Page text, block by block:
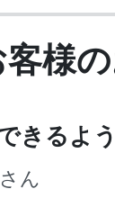
客様
きるよ
ん